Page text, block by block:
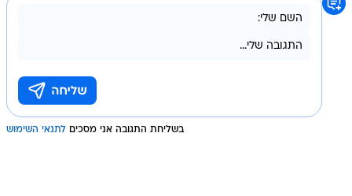
בשליחת התגובה אני מסכים לתנאי השימוש